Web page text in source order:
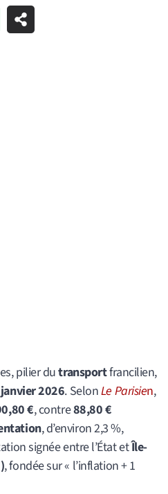
pilier dutransportfrancilien,
janvier 2026. SelonLe Parisien,
€, contre88,80 €
, d’environ 2,3 %,
signée entre l’État etÎle-
, fondée sur « l’inflation + 1